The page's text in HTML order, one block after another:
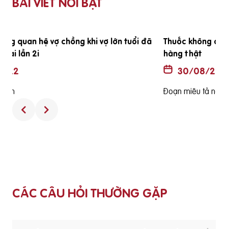
Thuốc không có hộp và hướng dẫn sử dụng có phải là
hàng thật
Đoạn miêu tả ngắn
CÁC CÂU HỎI THƯỜNG GẶP